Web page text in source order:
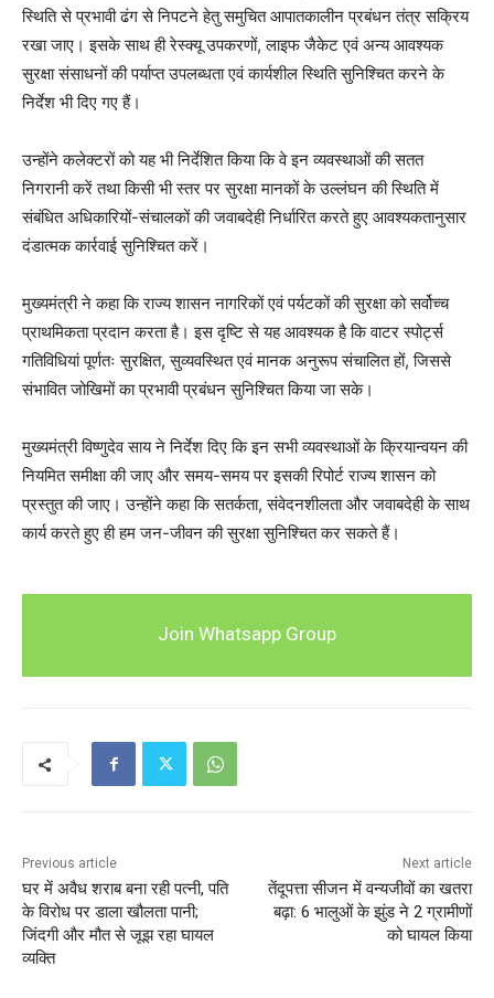
स्थिति से प्रभावी ढंग से निपटने हेतु समुचित आपातकालीन प्रबंधन तंत्र सक्रिय
रखा जाए। इसके साथ ही रेस्क्यू उपकरणों, लाइफ जैकेट एवं अन्य आवश्यक
सुरक्षा संसाधनों की पर्याप्त उपलब्धता एवं कार्यशील स्थिति सुनिश्चित करने के
निर्देश भी दिए गए हैं।
उन्होंने कलेक्टरों को यह भी निर्देशित किया कि वे इन व्यवस्थाओं की सतत
निगरानी करें तथा किसी भी स्तर पर सुरक्षा मानकों के उल्लंघन की स्थिति में
संबंधित अधिकारियों-संचालकों की जवाबदेही निर्धारित करते हुए आवश्यकतानुसार
दंडात्मक कार्रवाई सुनिश्चित करें।
मुख्यमंत्री ने कहा कि राज्य शासन नागरिकों एवं पर्यटकों की सुरक्षा को सर्वोच्च
प्राथमिकता प्रदान करता है। इस दृष्टि से यह आवश्यक है कि वाटर स्पोर्ट्स
गतिविधियां पूर्णतः सुरक्षित, सुव्यवस्थित एवं मानक अनुरूप संचालित हों, जिससे
संभावित जोखिमों का प्रभावी प्रबंधन सुनिश्चित किया जा सके।
मुख्यमंत्री विष्णुदेव साय ने निर्देश दिए कि इन सभी व्यवस्थाओं के क्रियान्वयन की
नियमित समीक्षा की जाए और समय-समय पर इसकी रिपोर्ट राज्य शासन को
प्रस्तुत की जाए। उन्होंने कहा कि सतर्कता, संवेदनशीलता और जवाबदेही के साथ
कार्य करते हुए ही हम जन-जीवन की सुरक्षा सुनिश्चित कर सकते हैं।
Join Whatsapp Group
Previous article
घर में अवैध शराब बना रही पत्नी, पति
के विरोध पर डाला खौलता पानी;
जिंदगी और मौत से जूझ रहा घायल
व्यक्ति
Next article
तेंदूपत्ता सीजन में वन्यजीवों का खतरा
बढ़ा: 6 भालुओं के झुंड ने 2 ग्रामीणों
को घायल किया